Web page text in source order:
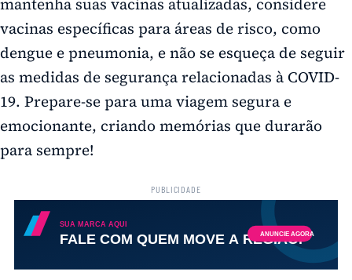
vacinas específicas para áreas de risco, como
dengue e pneumonia, e não se esqueça de seguir
as medidas de segurança relacionadas à COVID-
19. Prepare-se para uma viagem segura e
emocionante, criando memórias que durarão
para sempre!
PUBLICIDADE